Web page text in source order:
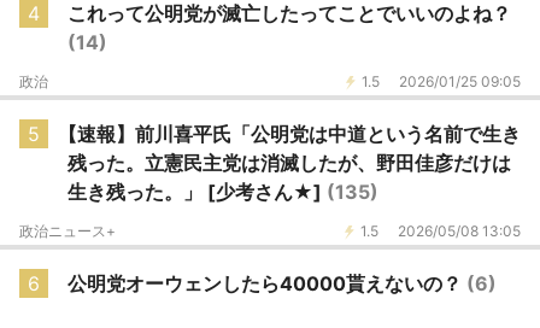
4
これって公明党が滅亡したってことでいいのよね？
(14)
1.5 2026/01/25 09:05
政治
5
【速報】前川喜平氏「公明党は中道という名前で生き
残った。立憲民主党は消滅したが、野田佳彦だけは
生き残った。」 [少考さん★] (135)
1.5 2026/05/08 13:05
政治ニュース+
6 公明党オーウェンしたら40000貰えないの？ (6)